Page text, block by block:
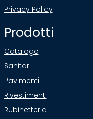
Privacy Policy
Prodotti
Catalogo
Sanitari
Pavimenti
Rivestimenti
Rubinetteria